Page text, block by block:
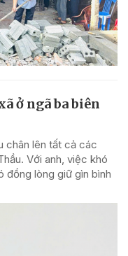
ở ngã ba biên
chân lên tất cả các
Với anh, việc khó
đồng lòng giữ gìn bình